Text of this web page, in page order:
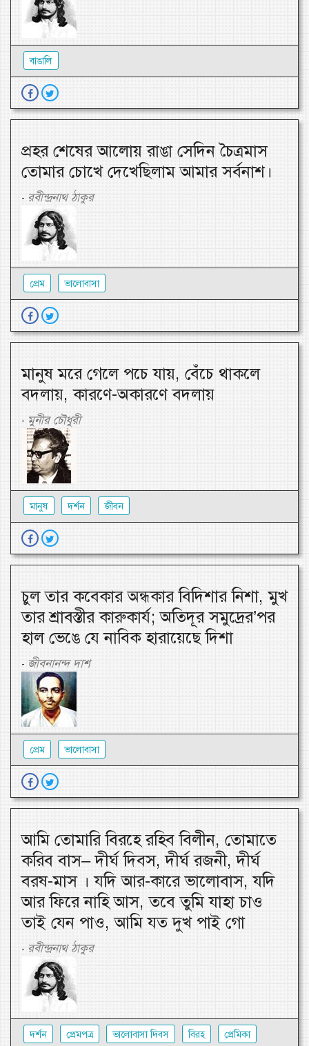
বাঙালি
প্রহর শেষের আলোয় রাঙা সেদিন চৈত্রমাস
তোমার চোখে দেখেছিলাম আমার সর্বনাশ।
- রবীন্দ্রনাথ ঠাকুর
প্রেম ভালোবাসা
মানুষ মরে গেলে পচে যায়, বেঁচে থাকলে
বদলায়, কারণে-অকারণে বদলায়
- মুনীর চৌধুরী
মানুষ দর্শন জীবন
চুল তার কবেকার অন্ধকার বিদিশার নিশা, মুখ
তার শ্রাবস্তীর কারুকার্য; অতিদূর সমুদ্রের’পর
হাল ভেঙে যে নাবিক হারায়েছে দিশা
- জীবনানন্দ দাশ
প্রেম ভালোবাসা
আমি তোমারি বিরহে রহিব বিলীন, তোমাতে
করিব বাস– দীর্ঘ দিবস, দীর্ঘ রজনী, দীর্ঘ
বরষ-মাস । যদি আর-কারে ভালোবাস, যদি
আর ফিরে নাহি আস, তবে তুমি যাহা চাও
তাই যেন পাও, আমি যত দুখ পাই গো
- রবীন্দ্রনাথ ঠাকুর
দর্শন প্রেমপত্র ভালোবাসা দিবস বিরহ
প্রেমিকা